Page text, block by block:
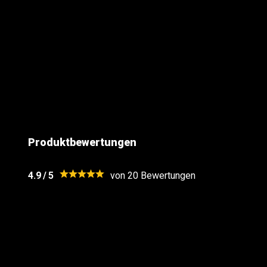
Milimeter
Produktbewertungen
4.9/5 von 20 Bewertungen